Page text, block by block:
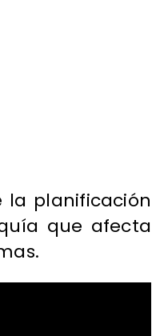
la planificación
que afecta